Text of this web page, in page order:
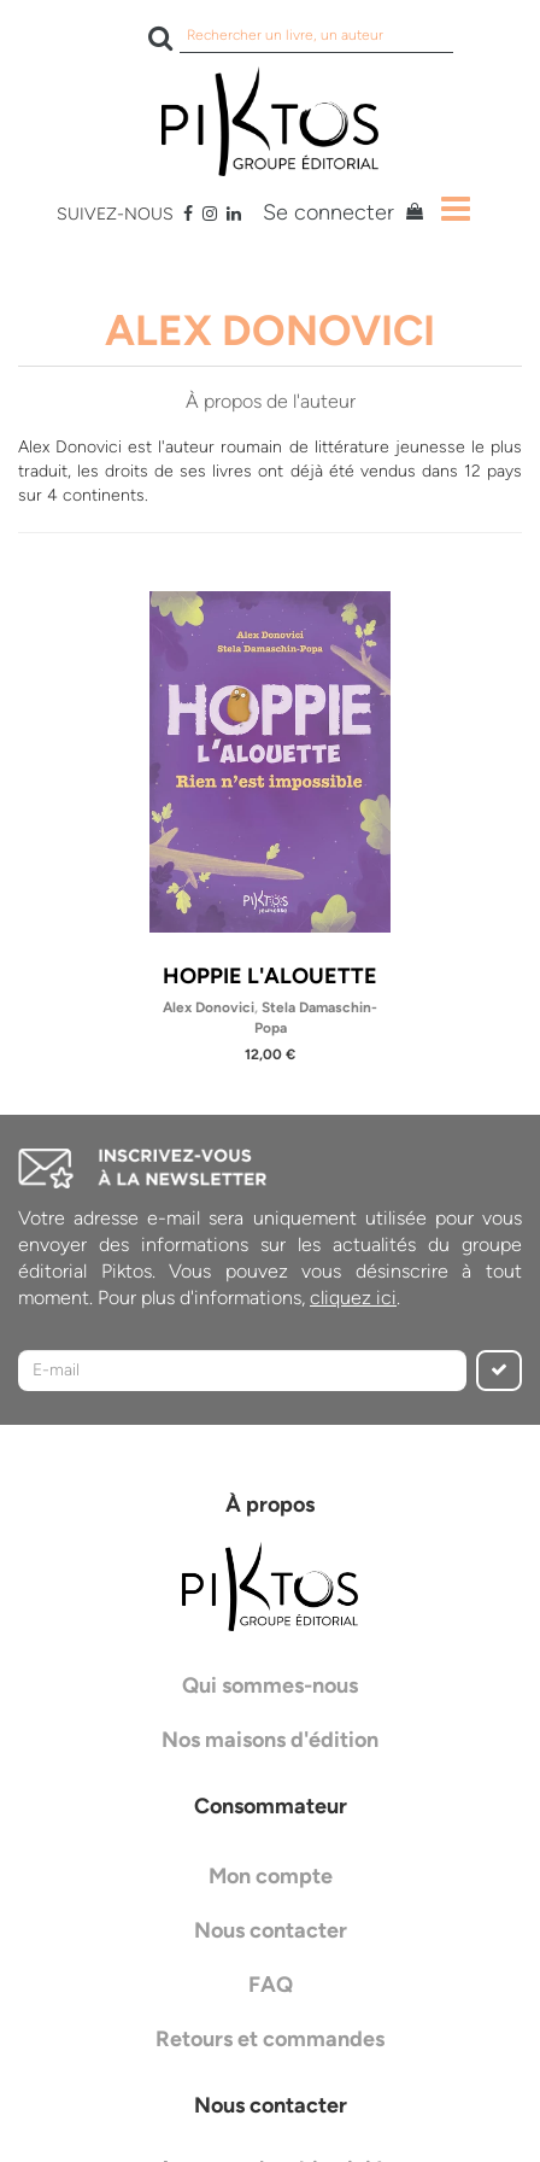
Rechercher
sur
site
SUIVEZ-NOUS Se connecter
ALEX DONOVICI
À propos de l'auteur
Alex Donovici est l'auteur roumain de littérature jeunesse le plus
traduit, les droits de ses livres ont déjà été vendus dans 12 pays
sur 4 continents.
HOPPIE L'ALOUETTE
Alex Donovici, Stela Damaschin-
Popa
12,00 €
Votre adresse e-mail sera uniquement utilisée pour vous
envoyer des informations sur les actualités du groupe
éditorial Piktos. Vous pouvez vous désinscrire à tout
moment. Pour plus d'informations, cliquez ici
À propos
Qui sommes-nous
Nos maisons d'édition
Consommateur
Mon compte
Nous contacter
FAQ
Retours et commandes
Nous contacter